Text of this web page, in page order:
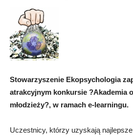
Stowarzyszenie Ekopsychologia
atrakcyjnym konkursie ?Akademia
młodzieży?, w ramach e-learningu.
Uczestnicy, którzy uzyskają